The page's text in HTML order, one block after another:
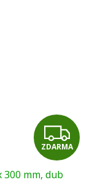
Z
D
ZDARMA
300 mm, dub